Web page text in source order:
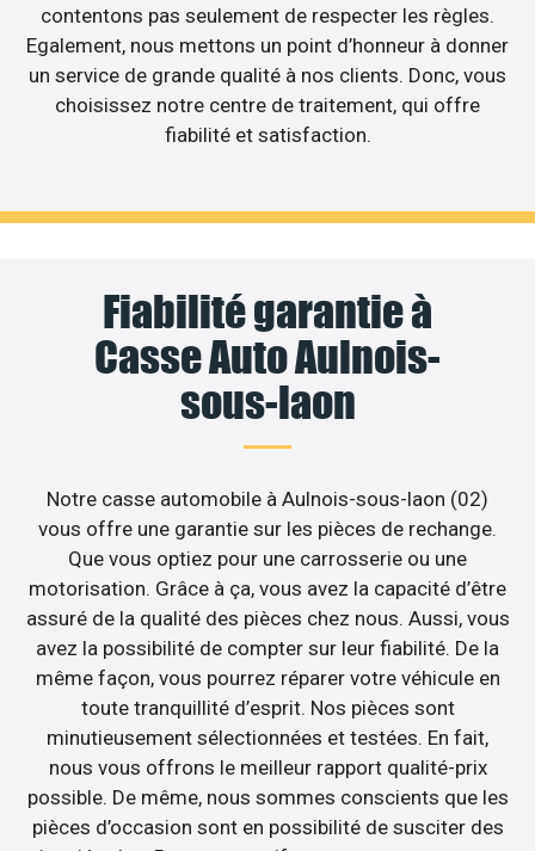
contentons pas seulement de respecter les règles.
Egalement, nous mettons un point d’honneur à donner
un service de grande qualité à nos clients. Donc, vous
choisissez notre centre de traitement, qui offre
fiabilité et satisfaction.
Fiabilité garantie à
Casse Auto Aulnois-
sous-laon
Notre casse automobile à Aulnois-sous-laon (02)
vous offre une garantie sur les pièces de rechange.
Que vous optiez pour une carrosserie ou une
motorisation. Grâce à ça, vous avez la capacité d’être
assuré de la qualité des pièces chez nous. Aussi, vous
avez la possibilité de compter sur leur fiabilité. De la
même façon, vous pourrez réparer votre véhicule en
toute tranquillité d’esprit. Nos pièces sont
minutieusement sélectionnées et testées. En fait,
nous vous offrons le meilleur rapport qualité-prix
possible. De même, nous sommes conscients que les
pièces d’occasion sont en possibilité de susciter des